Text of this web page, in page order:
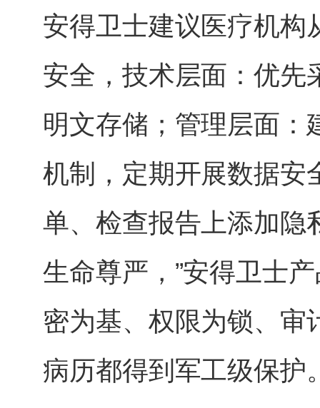
安得卫士建议医疗机构
安全，技术层面：优先
明文存储；管理层面：
机制，定期开展数据安
单、检查报告上添加隐
生命尊严，”安得卫士
密为基、权限为锁、审
病历都得到军工级保护